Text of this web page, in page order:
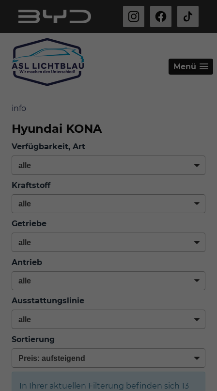
Menü
info
Hyundai KONA
Verfügbarkeit, Art
Kraftstoff
Getriebe
Antrieb
Ausstattungslinie
Sortierung
In Ihrer aktuellen Filterung befinden sich 13